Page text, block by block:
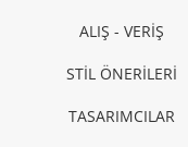
ALIŞ - VERİŞ
STİL ÖNERİLERİ
TASARIMCILAR